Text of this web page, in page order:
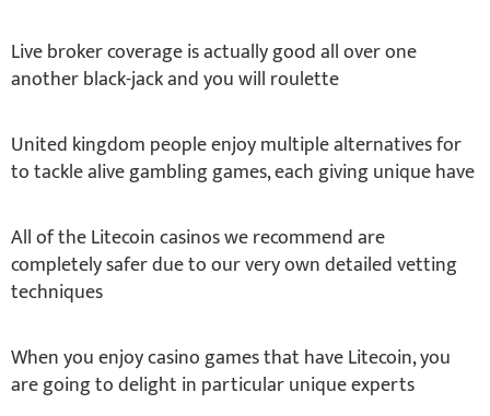
Live broker coverage is actually good all over one
another black-jack and you will roulette
United kingdom people enjoy multiple alternatives for
to tackle alive gambling games, each giving unique have
All of the Litecoin casinos we recommend are
completely safer due to our very own detailed vetting
techniques
When you enjoy casino games that have Litecoin, you
are going to delight in particular unique experts